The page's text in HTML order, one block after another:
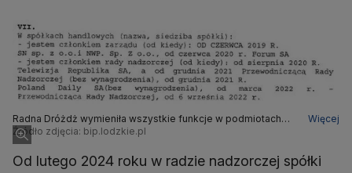
Radna Dróżdż wymieniła wszystkie funkcje w podmiotach
tworzących Strefę Wolnego Słowa w swoim ostatnim
oświadczeniu majątkowym
Więcej
Źródło zdjęcia: bip.lodzkie.pl
Od lutego 2024 roku w radzie nadzorczej spółki